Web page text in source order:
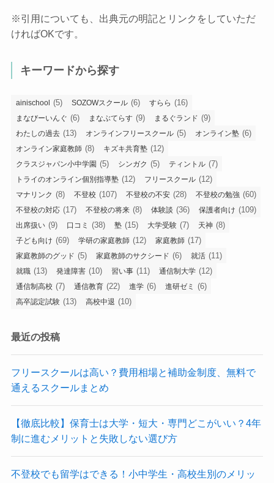
※引用についても、出典元の明記とリンクをしていただ
ければOKです。
キーワードから探す
ainischool (5) SOZOWスクール (6) すらら (16)
まなびーいんぐ (6) まなぶてらす (9) まるぐランド (9)
わたしの過去 (13) オンラインフリースクール (5) オンライン塾 (6)
オンライン家庭教師 (8) キズキ共育塾 (12)
クラスジャパン小中学園 (5) シンガク (5) ティントル (7)
トライのオンライン個別指導塾 (12) フリースクール (12)
マナリンク (8) 不登校 (107) 不登校の不安 (28) 不登校の勉強 (60)
不登校の対応 (17) 不登校の将来 (8) 体験談 (36) 保護者向け (109)
出席扱い (9) 口コミ (38) 塾 (15) 大学受験 (7) 天神 (8)
子ども向け (69) 学研の家庭教師 (12) 家庭教師 (17)
家庭教師のグッド (5) 家庭教師のサクシード (6) 就活 (11)
就職 (13) 発達障害 (10) 習い事 (11) 通信制大学 (12)
通信制高校 (7) 通信教育 (22) 進学 (6) 進研ゼミ (6)
高卒認定試験 (13) 高校中退 (10)
最近の投稿
フリースクールは高い？費用相場と補助金制度、無料で
通えるスクールまとめ
【徹底比較】保育士は大学・短大・専門どこがいい？4年
制に進むメリットと失敗しない選び方
不登校でも留学はできる！小中学生・高校生別のメリッ